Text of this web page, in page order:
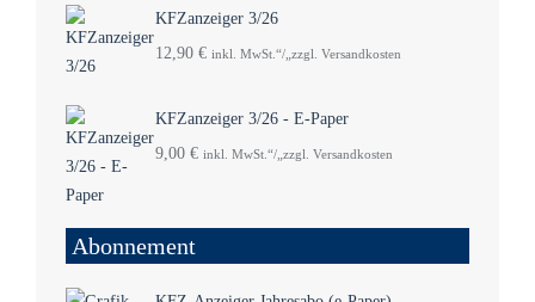
KFZanzeiger 3/26
12,90 € inkl. MwSt.“/„zzgl. Versandkosten
KFZanzeiger 3/26 - E-Paper
9,00 € inkl. MwSt.“/„zzgl. Versandkosten
Abonnement